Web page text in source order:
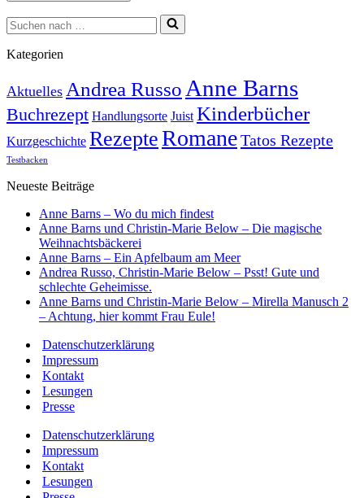
Suchen
nach …
Kategorien
Aktuelles Andrea RussoAnne Barns
Buchrezept Handlungsorte Juist Kinderbücher
Kurzgeschichte RezepteRomaneTatos Rezepte
Testbacken
Neueste Beiträge
Anne Barns – Wo du mich findest
Anne Barns und Christin-Marie Below – Die magische
Weihnachtsbäckerei
Anne Barns – Ein Apfelbaum am Meer
Andrea Russo, Christin-Marie Below – Psst! Gute und
schlechte Geheimisse.
Anne Barns und Christin-Marie Below – Mirella Manusch 2
– Achtung, hier kommt Frau Eule!
Datenschutzerklärung
Impressum
Kontakt
Lesungen
Presse
Datenschutzerklärung
Impressum
Kontakt
Lesungen